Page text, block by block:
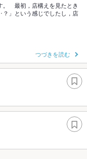
。 最初，店構えを見たとき
？」という感じでしたし，店
つづきを読む